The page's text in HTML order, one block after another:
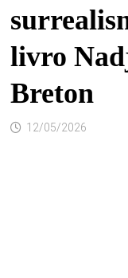
livro
Breton
12/05/2026